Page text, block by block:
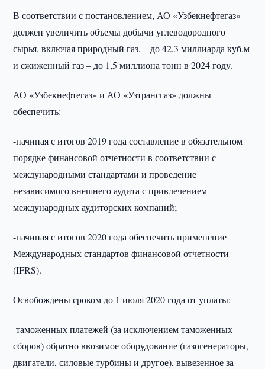
В соответствии с постановлением, АО «Узбекнефтегаз»
должен увеличить объемы добычи углеводородного
сырья, включая природный газ, – до 42,3 миллиарда куб.м
и сжиженный газ – до 1,5 миллиона тонн в 2024 году.
АО «Узбекнефтегаз» и АО «Узтрансгаз» должны
обеспечить:
-начиная с итогов 2019 года составление в обязательном
порядке финансовой отчетности в соответствии с
международными стандартами и проведение
независимого внешнего аудита с привлечением
международных аудиторских компаний;
-начиная с итогов 2020 года обеспечить применение
Международных стандартов финансовой отчетности
(IFRS).
Освобождены сроком до 1 июля 2020 года от уплаты:
-таможенных платежей (за исключением таможенных
сборов) обратно ввозимое оборудование (газогенераторы,
двигатели, силовые турбины и другое), вывезенное за